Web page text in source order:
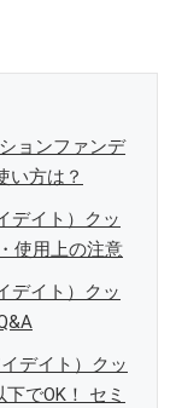
ョンファンデ
い方は？
デイト）クッ
使用上の注意
デイト）クッ
デイト）クッ
でOK！ セミ